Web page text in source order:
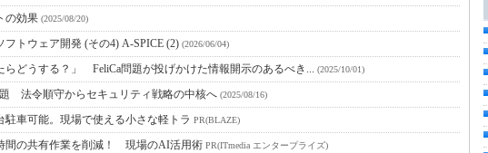
の効果 (2025/08/20)
トウェア開発 (その4) A-SPICE (2) (2026/06/04)
らどうする？」 FeliCa問題が投げかけた情報開示のあるべき... (2025/10/01)
法令順守からセキュリティ戦略の中核へ (2025/08/16)
駐車可能。現場で使える小さな軽トラ PR(BLAZE)
間の共有作業を削減！ 現場のAI活用術 PR(ITmedia エンタープライズ)